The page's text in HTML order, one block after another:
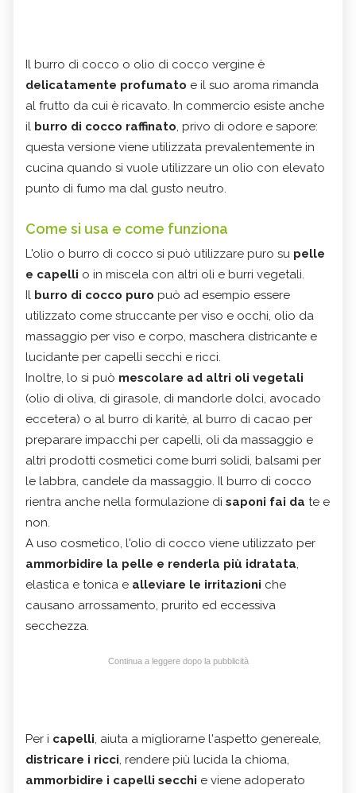
Il burro di cocco o olio di cocco vergine è
delicatamente profumato e il suo aroma rimanda
al frutto da cui è ricavato. In commercio esiste anche
il burro di cocco raffinato, privo di odore e sapore:
questa versione viene utilizzata prevalentemente in
cucina quando si vuole utilizzare un olio con elevato
punto di fumo ma dal gusto neutro.
Come si usa e come funziona
L'olio o burro di cocco si può utilizzare puro su pelle
e capelli o in miscela con altri oli e burri vegetali.
Il burro di cocco puro può ad esempio essere
utilizzato come struccante per viso e occhi, olio da
massaggio per viso e corpo, maschera districante e
lucidante per capelli secchi e ricci.
Inoltre, lo si può mescolare ad altri oli vegetali
(olio di oliva, di girasole, di mandorle dolci, avocado
eccetera) o al burro di karitè, al burro di cacao per
preparare impacchi per capelli, oli da massaggio e
altri prodotti cosmetici come burri solidi, balsami per
le labbra, candele da massaggio. Il burro di cocco
rientra anche nella formulazione di saponi fai da te e
non.
A uso cosmetico, l'olio di cocco viene utilizzato per
ammorbidire la pelle e renderla più idratata,
elastica e tonica e alleviare le irritazioni che
causano arrossamento, prurito ed eccessiva
secchezza.
Continua a leggere dopo la pubblicità
Per i capelli, aiuta a migliorarne l'aspetto genereale,
districare i ricci, rendere più lucida la chioma,
ammorbidire i capelli secchi e viene adoperato